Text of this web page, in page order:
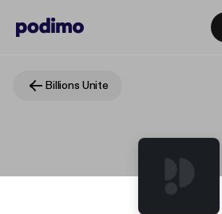
Billions Unite